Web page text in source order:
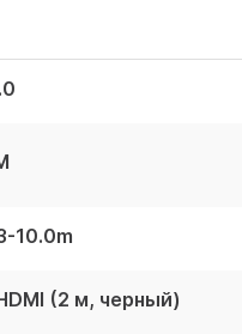
10.0m
(2 м, черный)